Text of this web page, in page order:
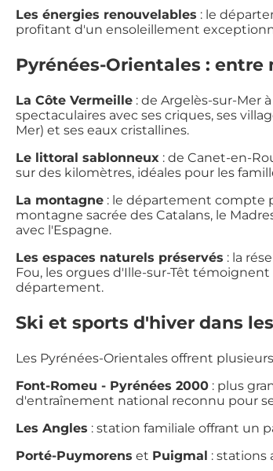
Les énergies renouvelables : le
profitant d'un ensoleillement
Pyrénées-Orientales :
La Côte Vermeille : de Argelès-sur-Mer
spectaculaires avec ses criques, ses
Mer) et ses eaux cristallines.
Le littoral sablonneux : de Canet-en-
sur des kilomètres, idéales pour les
La montagne : le département compte
montagne sacrée des Catalans, le
avec l'Espagne.
Les espaces naturels préservés : la
Fou, les orgues d'Ille-sur-Têt
département.
Ski et sports d'hiver dans
Les Pyrénées-Orientales offrent
Font-Romeu - Pyrénées 2000 : plus
d'entraînement national reconnu pour
Les Angles : station familiale offrant un
Porté-Puymorens et Puigmal : stations